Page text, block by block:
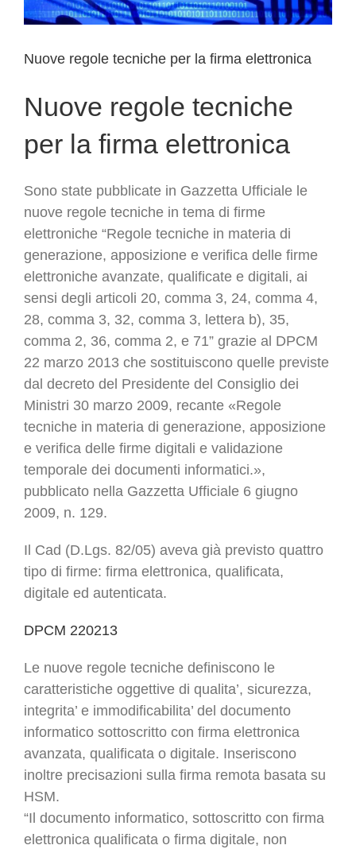
Nuove regole tecniche per la firma elettronica
Nuove regole tecniche
per la firma elettronica
Sono state pubblicate in Gazzetta Ufficiale le
nuove regole tecniche in tema di firme
elettroniche “Regole tecniche in materia di
generazione, apposizione e verifica delle firme
elettroniche avanzate, qualificate e digitali, ai
sensi degli articoli 20, comma 3, 24, comma 4,
28, comma 3, 32, comma 3, lettera b), 35,
comma 2, 36, comma 2, e 71” grazie al DPCM
22 marzo 2013 che sostituiscono quelle previste
dal decreto del Presidente del Consiglio dei
Ministri 30 marzo 2009, recante «Regole
tecniche in materia di generazione, apposizione
e verifica delle firme digitali e validazione
temporale dei documenti informatici.»,
pubblicato nella Gazzetta Ufficiale 6 giugno
2009, n. 129.
Il Cad (D.Lgs. 82/05) aveva già previsto quattro
tipo di firme: firma elettronica, qualificata,
digitale ed autenticata.
DPCM 220213
Le nuove regole tecniche definiscono le
caratteristiche oggettive di qualita’, sicurezza,
integrita’ e immodificabilita’ del documento
informatico sottoscritto con firma elettronica
avanzata, qualificata o digitale. Inseriscono
inoltre precisazioni sulla firma remota basata su
HSM.
“Il documento informatico, sottoscritto con firma
elettronica qualificata o firma digitale, non